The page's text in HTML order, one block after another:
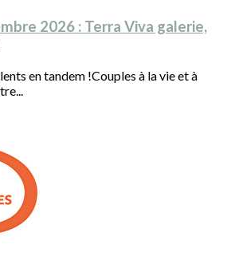
2026 : Terra Viva galerie,
en tandem !Couples à la vie et à